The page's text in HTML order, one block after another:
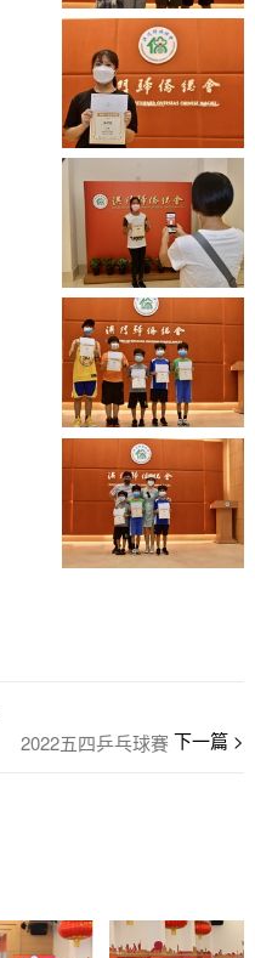
2022五四乒乓球賽